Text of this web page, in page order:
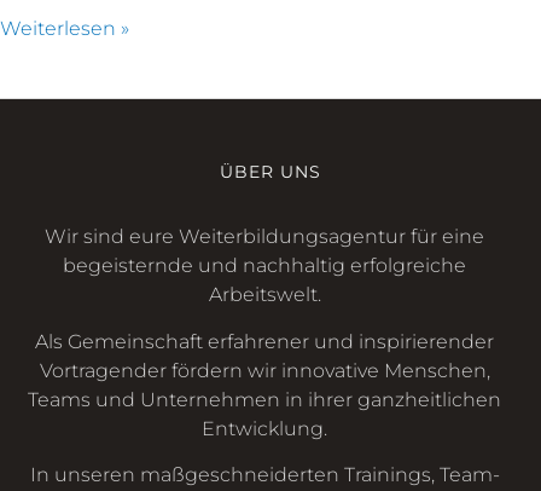
Weiterlesen »
ÜBER UNS
Wir sind eure Weiterbildungsagentur für eine
begeisternde und nachhaltig erfolgreiche
Arbeitswelt.
Als Gemeinschaft erfahrener und inspirierender
Vortragender fördern wir innovative Menschen,
Teams und Unternehmen in ihrer ganzheitlichen
Entwicklung.
In unseren maßgeschneiderten Trainings, Team-